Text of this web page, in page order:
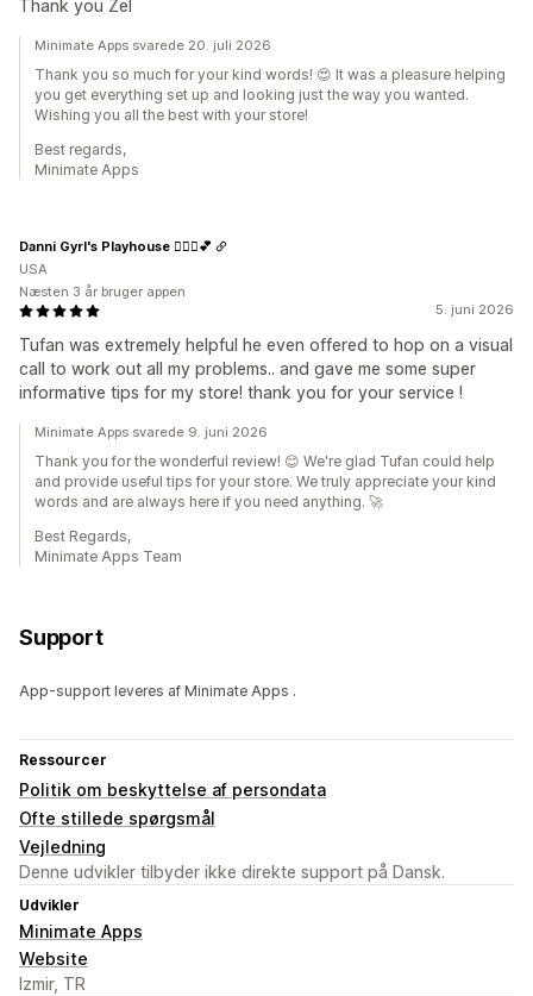
Thank you Zel
Minimate Apps svarede 20. juli 2026
Thank you so much for your kind words! 😍 It was a pleasure helping
you get everything set up and looking just the way you wanted.
Wishing you all the best with your store!
Best regards,
Minimate Apps
5. juni 2026
Tufan was extremely helpful he even offered to hop on a visual
call to work out all my problems.. and gave me some super
informative tips for my store! thank you for your service !
Danni Gyrl's Playhouse 🤸🏾‍♀️💕
USA
Næsten 3 år bruger appen
Minimate Apps svarede 9. juni 2026
Thank you for the wonderful review! 😊 We're glad Tufan could help
and provide useful tips for your store. We truly appreciate your kind
words and are always here if you need anything. 🚀
Best Regards,
Minimate Apps Team
Support
App-support leveres af Minimate Apps .
Ressourcer
Politik om beskyttelse af persondata
Ofte stillede spørgsmål
Vejledning
Denne udvikler tilbyder ikke direkte support på Dansk.
Udvikler
Minimate Apps
Website
Izmir, TR